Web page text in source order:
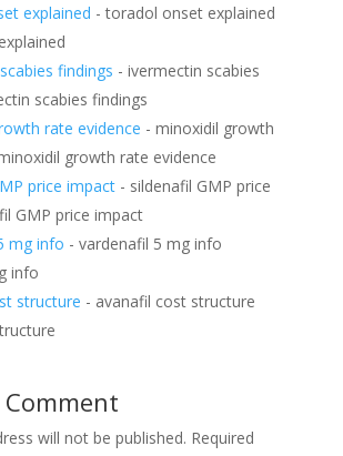
explained - toradol onset explained
findings - ivermectin scabies
scabies findings
rate evidence - minoxidil growth
growth rate evidence
price impact- sildenafil GMP price
GMP price impact
mg info - vardenafil 5 mg info
info
structure - avanafil cost structure
will not be published. Required